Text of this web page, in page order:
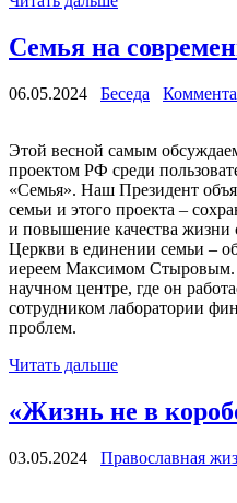
Семья на
06.05.2024 Беседа
Этой весной самым
проектом РФ среди
«Семья». Наш Президент
семьи и этого проекта –
и повышение качества жизни
Церкви в единении семьи –
иереем Максимом
научном центре, где он
сотрудником лаборатории
проблем.
Читать дальше
«Жизнь не в
03.05.2024 Православная